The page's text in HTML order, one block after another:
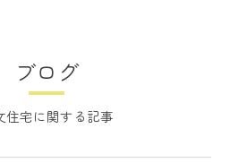
ブログ
住宅に関する記事